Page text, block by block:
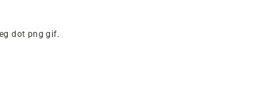
dot png gif.